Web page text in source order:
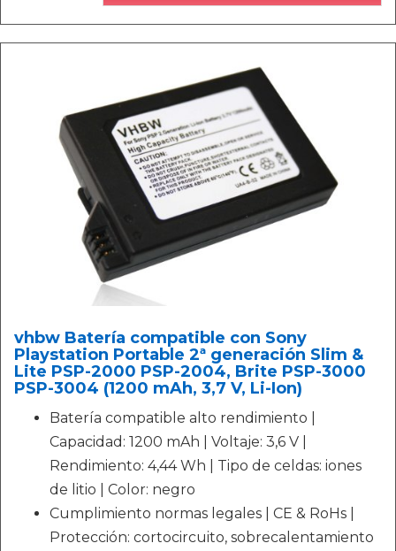
vhbw Batería compatible con Sony
Playstation Portable 2ª generación Slim &
Lite PSP-2000 PSP-2004, Brite PSP-3000
PSP-3004 (1200 mAh, 3,7 V, Li-Ion)
Batería compatible alto rendimiento |
Capacidad: 1200 mAh | Voltaje: 3,6 V |
Rendimiento: 4,44 Wh | Tipo de celdas: iones
de litio | Color: negro
Cumplimiento normas legales | CE & RoHs |
Protección: cortocircuito, sobrecalentamiento